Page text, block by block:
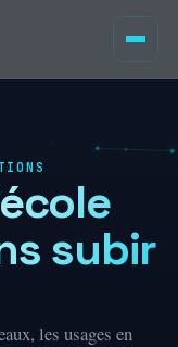
subir
les usages en